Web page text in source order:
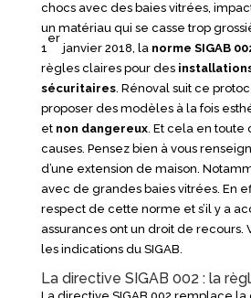
chocs avec des baies vitrées,
un matériau qui se casse trop
1
er
janvier 2018, la norme SIGAB
règles claires pour des
sécuritaires. Rénoval suit ce
proposer des modèles à la fois
et non dangereux. Et cela en toute
causes. Pensez bien à vous
d’une extension de maison.
avec de grandes baies vitrées. En
respect de cette norme et s’il y a
assurances ont un droit de recours.
les indications du SIGAB.
La directive SIGAB 002 : la